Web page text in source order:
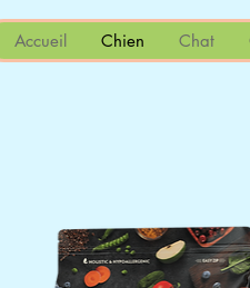
Accueil Chien Chat